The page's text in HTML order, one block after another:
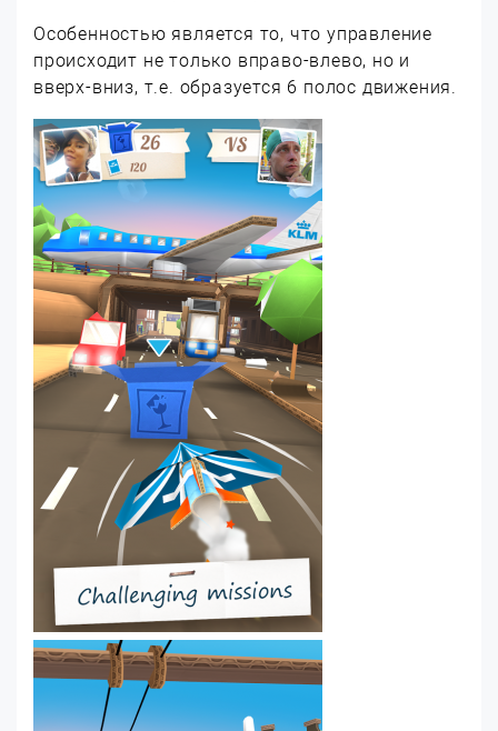
Особенностью является то, что управление
происходит не только вправо-влево, но и
вверх-вниз, т.е. образуется 6 полос движения.